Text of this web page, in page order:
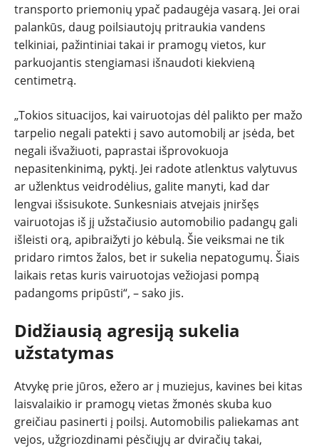
transporto priemonių ypač padaugėja vasarą. Jei orai
palankūs, daug poilsiautojų pritraukia vandens
telkiniai, pažintiniai takai ir pramogų vietos, kur
parkuojantis stengiamasi išnaudoti kiekvieną
centimetrą.
„Tokios situacijos, kai vairuotojas dėl palikto per mažo
tarpelio negali patekti į savo automobilį ar įsėda, bet
negali išvažiuoti, paprastai išprovokuoja
nepasitenkinimą, pyktį. Jei radote atlenktus valytuvus
ar užlenktus veidrodėlius, galite manyti, kad dar
lengvai išsisukote. Sunkesniais atvejais įniršęs
vairuotojas iš jį užstačiusio automobilio padangų gali
išleisti orą, apibraižyti jo kėbulą. Šie veiksmai ne tik
pridaro rimtos žalos, bet ir sukelia nepatogumų. Šiais
laikais retas kuris vairuotojas vežiojasi pompą
padangoms pripūsti“, – sako jis.
Didžiausią agresiją sukelia
užstatymas
Atvykę prie jūros, ežero ar į muziejus, kavines bei kitas
laisvalaikio ir pramogų vietas žmonės skuba kuo
greičiau pasinerti į poilsį. Automobilis paliekamas ant
vejos, užgriozdinami pėsčiųjų ar dviračių takai,